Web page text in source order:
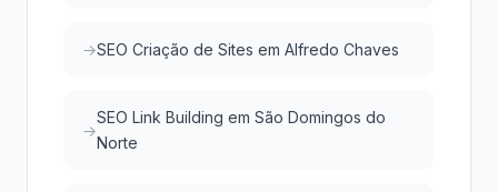
SEO Criação de Sites em Alfredo Chaves
SEO Link Building em São Domingos do
Norte